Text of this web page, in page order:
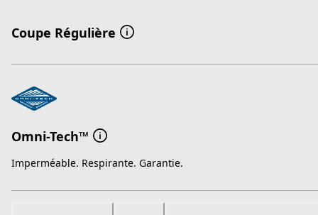
Coupe Régulière
Omni-Tech™
Imperméable. Respirante. Garantie.